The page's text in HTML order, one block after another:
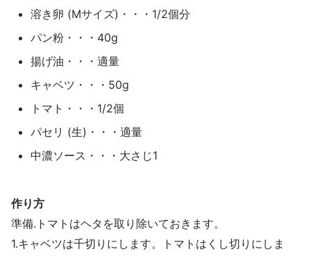
溶き卵 (Mサイズ)・・・1/2個分
パン粉・・・40g
揚げ油・・・適量
キャベツ・・・50g
トマト・・・1/2個
パセリ (生)・・・適量
中濃ソース・・・大さじ1
作り方
準備.トマトはヘタを取り除いておきます。
1.キャベツは千切りにします。トマトはくし切りにしま